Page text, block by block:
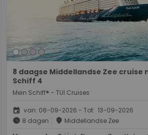
8 daagse Middellandse Zee cruise
Schiff 4
Mein Schiff® - TUI Cruises
event van: 06-09-2026 - Tot: 13-09-2026
schedule 8 dagen place Middellandse Zee